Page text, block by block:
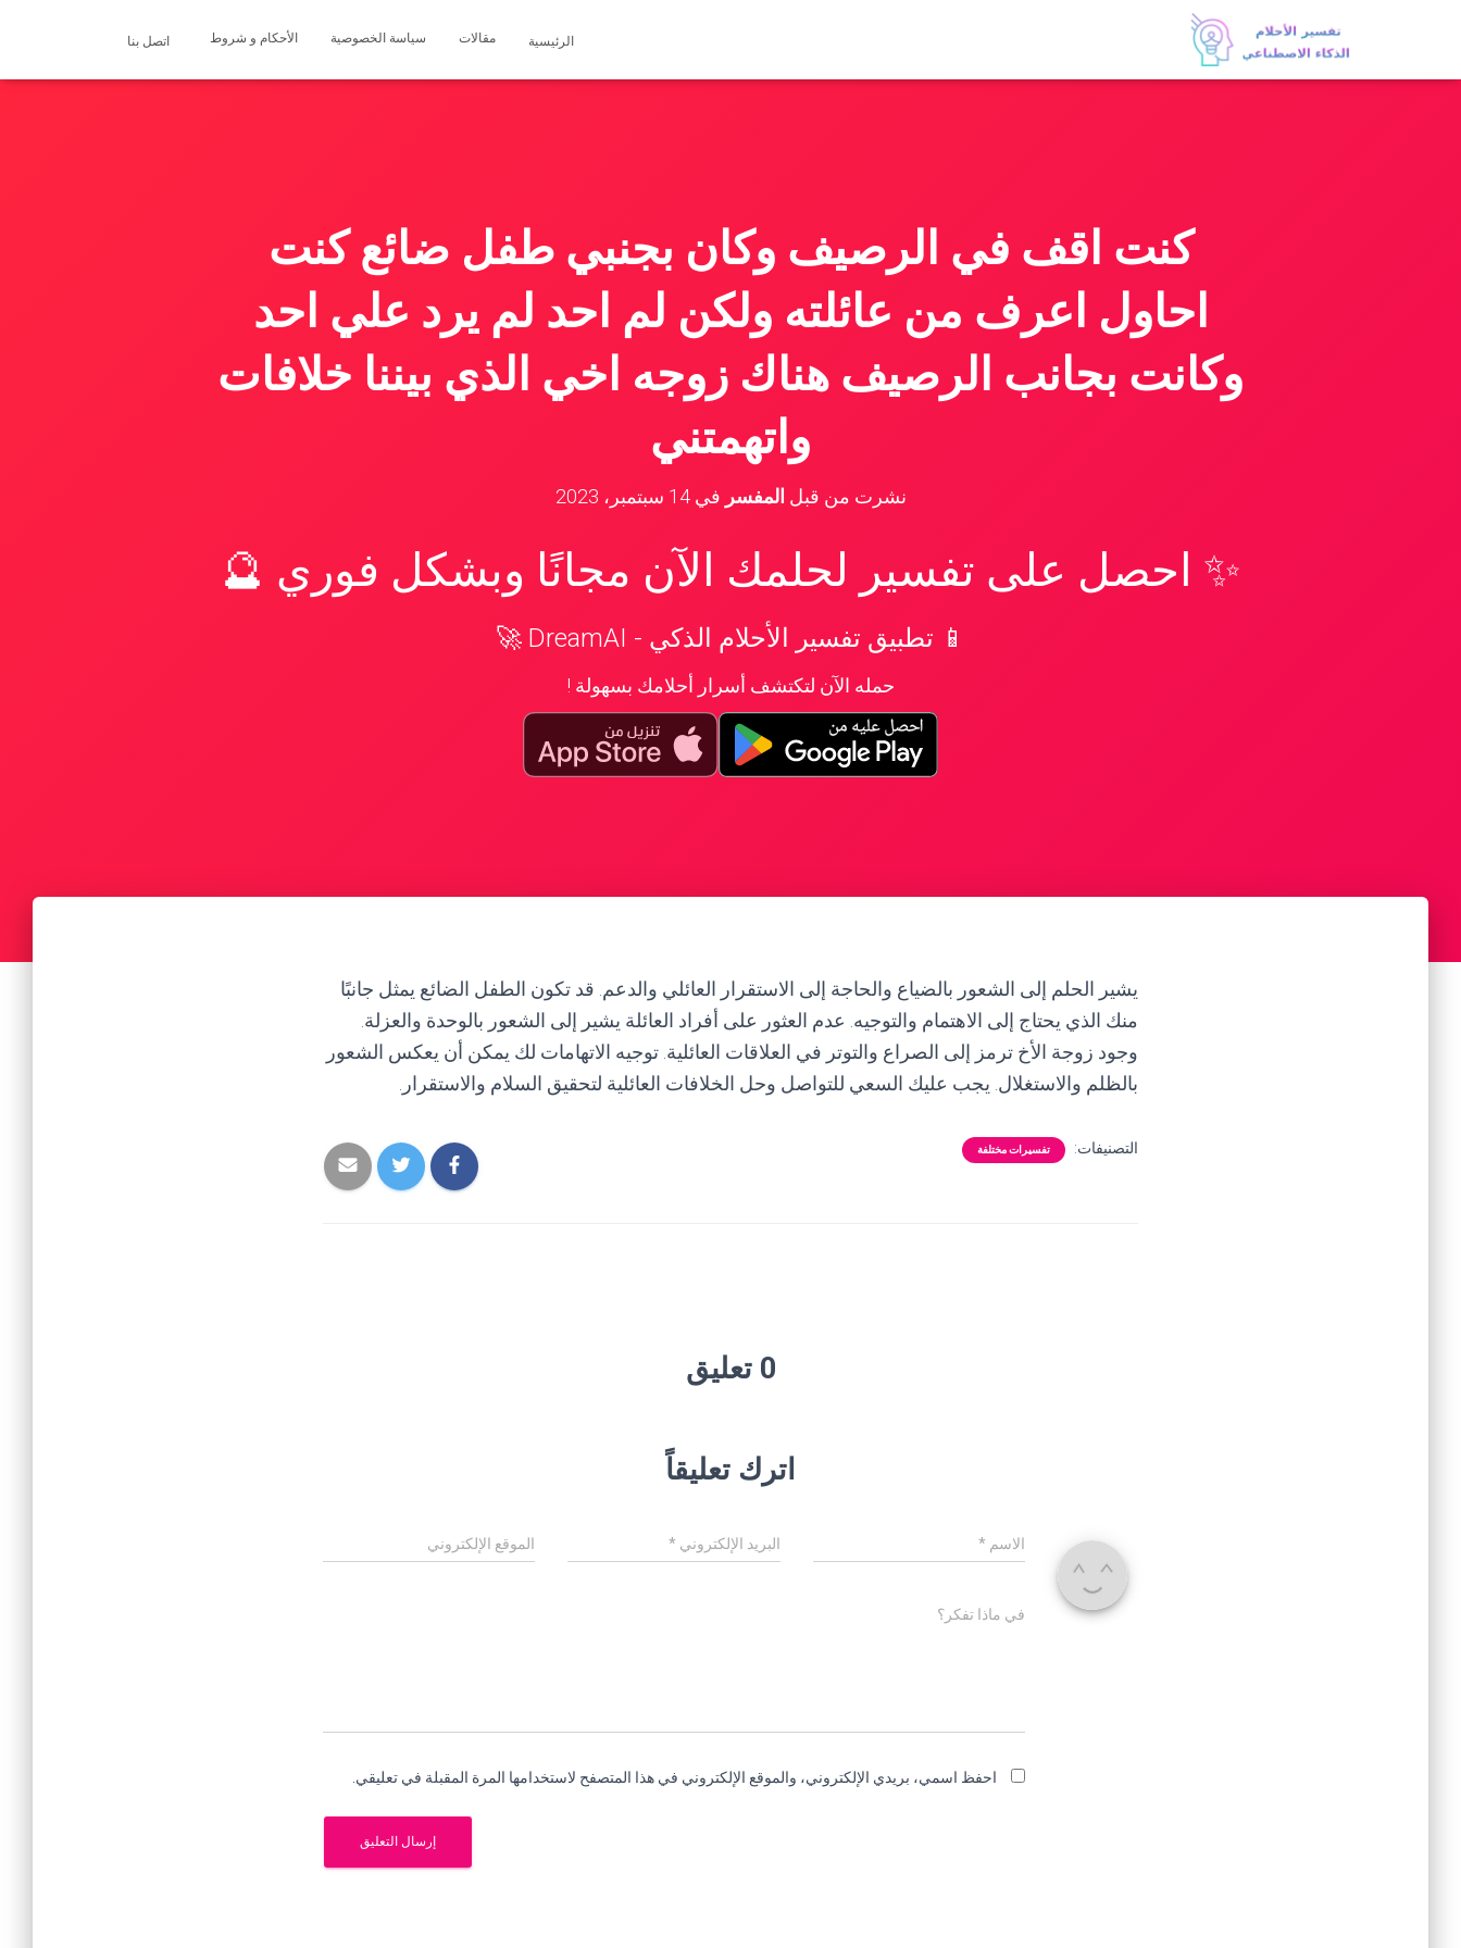
الرئيسية مقالات سياسة الخصوصية الأحكام و شروط اتصل بنا
كنت اقف في الرصيف وكان بجنبي طفل ضائع كنت
احاول اعرف من عائلته ولكن لم احد لم يرد علي احد
وكانت بجانب الرصيف هناك زوجه اخي الذي بيننا خلافات
واتهمتني
نشرت من قبل المفسر في14 سبتمبر، 2023
✨ احصل على تفسير لحلمك الآن مجانًا وبشكل فوري 🔮
📱 تطبيق تفسير الأحلام الذكي - DreamAI 🚀
حمله الآن لتكتشف أسرار أحلامك بسهولة !
يشير الحلم إلى الشعور بالضياع والحاجة إلى الاستقرار العائلي والدعم. قد تكون الطفل الضائع يمثل جانبًا
منك الذي يحتاج إلى الاهتمام والتوجيه. عدم العثور على أفراد العائلة يشير إلى الشعور بالوحدة والعزلة.
وجود زوجة الأخ ترمز إلى الصراع والتوتر في العلاقات العائلية. توجيه الاتهامات لك يمكن أن يعكس الشعور
بالظلم والاستغلال. يجب عليك السعي للتواصل وحل الخلافات العائلية لتحقيق السلام والاستقرار.
التصنيفات: تفسيرات مختلفة
0 تعليق
اترك تعليقاً
الاسم * البريد الإلكتروني * الموقع الإلكتروني
في ماذا تفكر؟
احفظ اسمي، بريدي الإلكتروني، والموقع الإلكتروني في هذا المتصفح لاستخدامها المرة المقبلة في تعليقي.